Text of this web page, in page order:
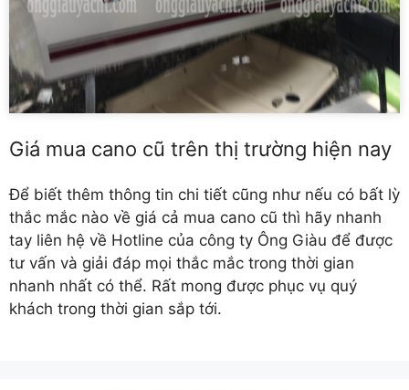
Giá mua cano cũ trên thị trường hiện nay
Để biết thêm thông tin chi tiết cũng như nếu có bất lỳ
thắc mắc nào về giá cả mua cano cũ thì hãy nhanh
tay liên hệ về Hotline của công ty Ông Giàu để được
tư vấn và giải đáp mọi thắc mắc trong thời gian
nhanh nhất có thể. Rất mong được phục vụ quý
khách trong thời gian sắp tới.